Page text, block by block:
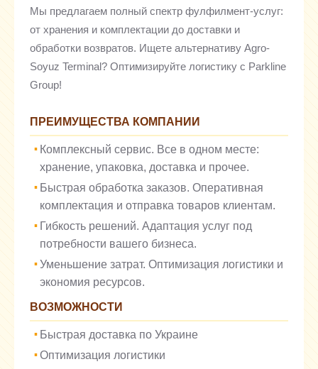
Мы предлагаем полный спектр фулфилмент-услуг:
от хранения и комплектации до доставки и
обработки возвратов. Ищете альтернативу Agro-
Soyuz Terminal? Оптимизируйте логистику с Parkline
Group!
ПРЕИМУЩЕСТВА КОМПАНИИ
Комплексный сервис. Все в одном месте:
хранение, упаковка, доставка и прочее.
Быстрая обработка заказов. Оперативная
комплектация и отправка товаров клиентам.
Гибкость решений. Адаптация услуг под
потребности вашего бизнеса.
Уменьшение затрат. Оптимизация логистики и
экономия ресурсов.
ВОЗМОЖНОСТИ
Быстрая доставка по Украине
Оптимизация логистики